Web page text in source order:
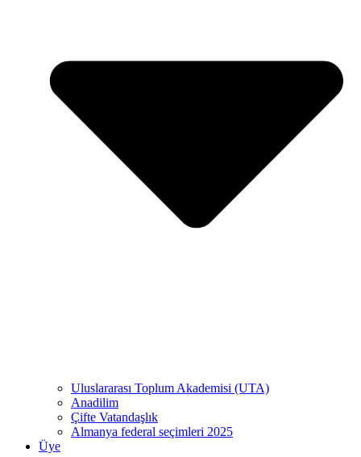
Uluslararası Toplum Akademisi (UTA)
Anadilim
Çifte Vatandaşlık
Almanya federal seçimleri 2025
Üye